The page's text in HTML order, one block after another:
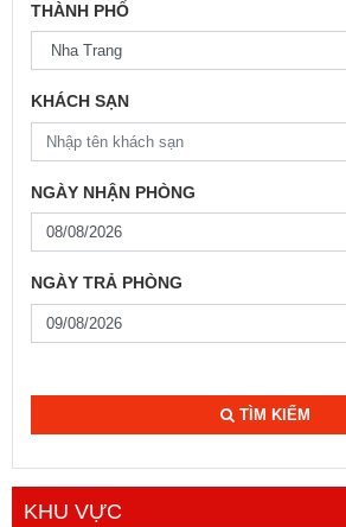
THÀNH PHỐ
KHÁCH SẠN
NGÀY NHẬN PHÒNG
NGÀY TRẢ PHÒNG
TÌM KIẾM
KHU VỰC